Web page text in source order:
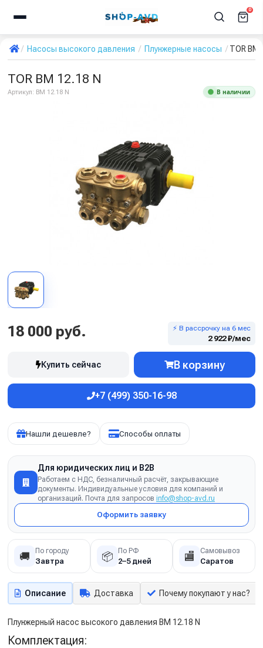
0
Насосы высокого давления Плунжерные насосы TOR BM
TOR BM 12.18 N
Артикул: BM 12.18 N В наличии
18 000 руб. ⚡ В рассрочку на 6 мес
2 922 ₽/мес
Купить сейчас В корзину
+7 (499) 350-16-98
Нашли дешевле? Способы оплаты
Для юридических лиц и B2B
Работаем с НДС, безналичный расчёт, закрывающие
документы. Индивидуальные условия для компаний и
организаций. Почта для запросов info@shop-avd.ru
Оформить заявку
🚚 По городу
Завтра 📦 По РФ
2–5 дней 🏬 Самовывоз
Саратов
Описание Доставка Почему покупают у нас?
Плунжерный насос высокого давления BM 12.18 N
Комплектация: